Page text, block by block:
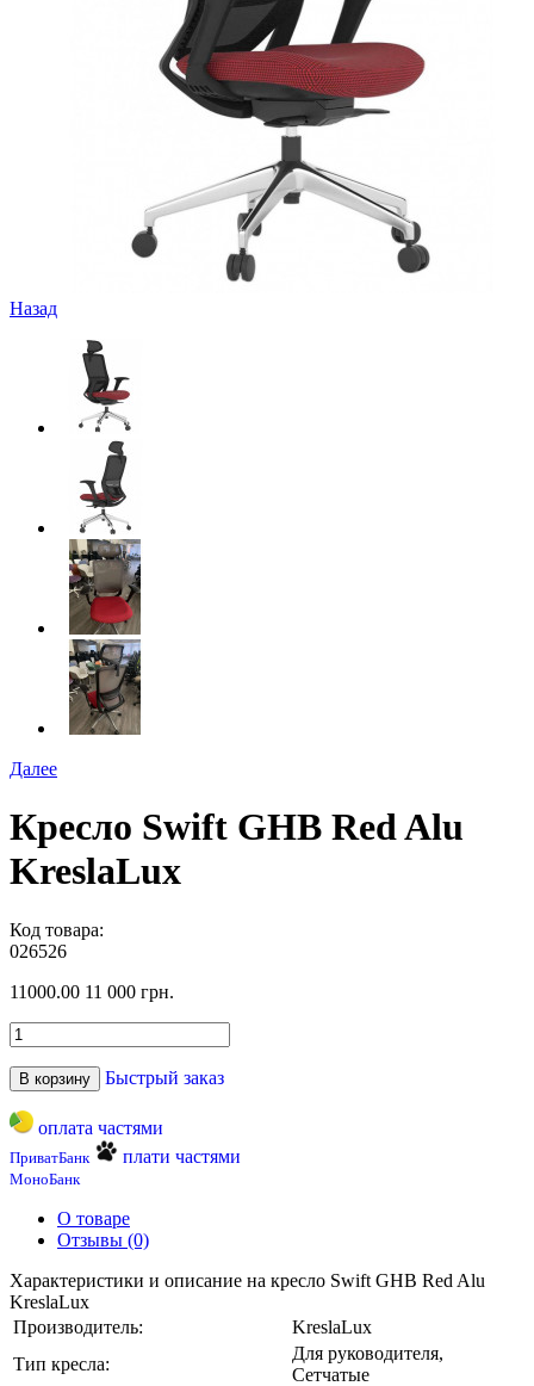
Назад
Далее
Кресло Swift GHB Red Alu
KreslaLux
Код товара:
026526
11000.00 11 000 грн.
В корзину Быстрый заказ
оплата частями
ПриватБанк плати частями
МоноБанк
О товаре
Отзывы (0)
Характеристики и описание на кресло Swift GHB Red Alu
KreslaLux
Производитель:
KreslaLux
Тип кресла:
Для руководителя,
Сетчатые